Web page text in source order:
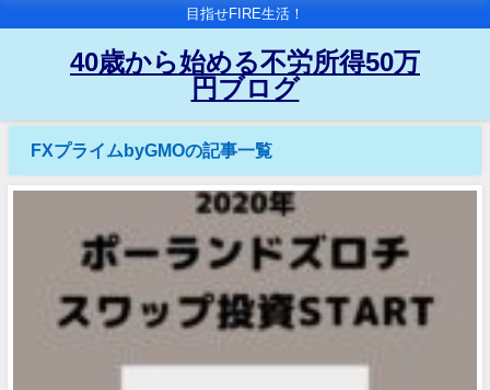
目指せFIRE生活！
40歳から始める不労所得50万
円ブログ
FXプライムbyGMOの記事一覧